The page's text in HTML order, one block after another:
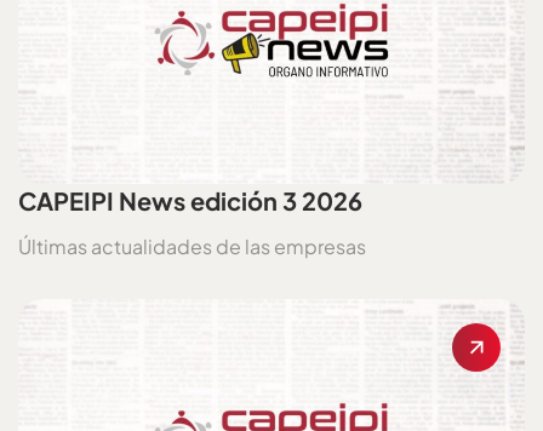
CAPEIPI News edición 3 2026
Últimas actualidades de las empresas